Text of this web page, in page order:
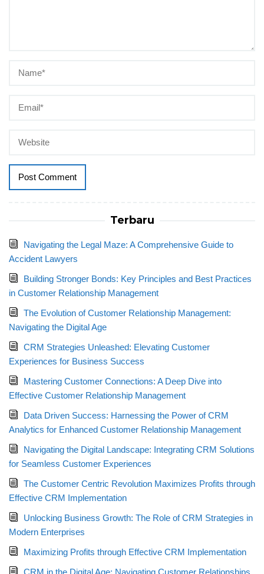
Terbaru
Navigating the Legal Maze: A Comprehensive Guide to
Accident Lawyers
Building Stronger Bonds: Key Principles and Best Practices
in Customer Relationship Management
The Evolution of Customer Relationship Management:
Navigating the Digital Age
CRM Strategies Unleashed: Elevating Customer
Experiences for Business Success
Mastering Customer Connections: A Deep Dive into
Effective Customer Relationship Management
Data Driven Success: Harnessing the Power of CRM
Analytics for Enhanced Customer Relationship Management
Navigating the Digital Landscape: Integrating CRM Solutions
for Seamless Customer Experiences
The Customer Centric Revolution Maximizes Profits through
Effective CRM Implementation
Unlocking Business Growth: The Role of CRM Strategies in
Modern Enterprises
Maximizing Profits through Effective CRM Implementation